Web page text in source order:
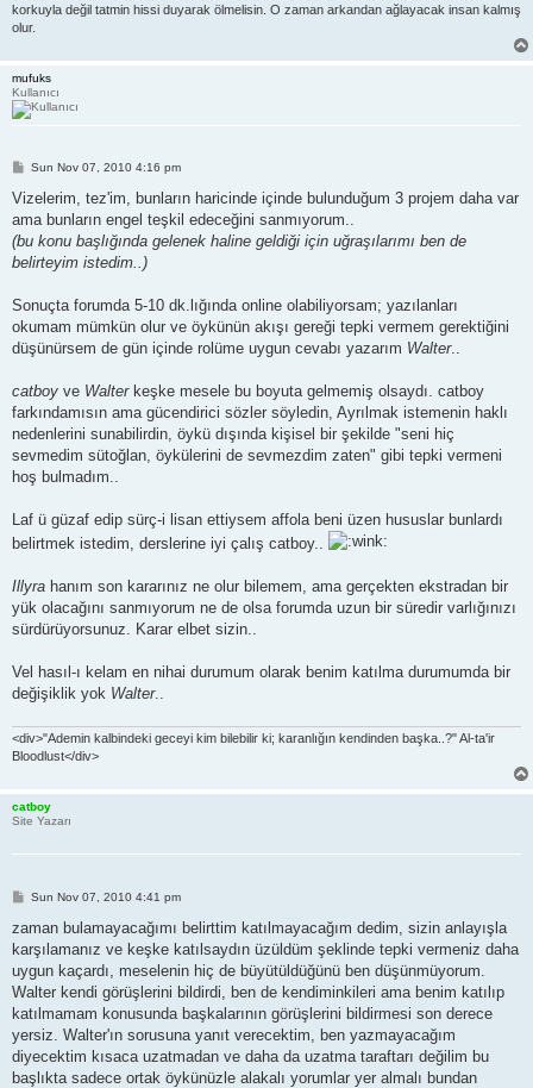
korkuyla değil tatmin hissi duyarak ölmelisin. O zaman arkandan ağlayacak insan kalmış
olur.
mufuks
Kullanıcı
P
s
Sun Nov 07, 2010 4:16 pm
Vizelerim, tez'im, bunların haricinde içinde bulunduğum 3 projem daha var
ama bunların engel teşkil edeceğini sanmıyorum..
(bu konu başlığında gelenek haline geldiği için uğraşılarımı ben de
belirteyim istedim..)
Sonuçta forumda 5-10 dk.lığında online olabiliyorsam; yazılanları
okumam mümkün olur ve öykünün akışı gereği tepki vermem gerektiğini
düşünürsem de gün içinde rolüme uygun cevabı yazarım Walter..
catboy ve Walterkeşke mesele bu boyuta gelmemiş olsaydı. catboy
farkındamısın ama gücendirici sözler söyledin, Ayrılmak istemenin haklı
nedenlerini sunabilirdin, öykü dışında kişisel bir şekilde "seni hiç
sevmedim sütoğlan, öykülerini de sevmezdim zaten" gibi tepki vermeni
hoş bulmadım..
Laf ü güzaf edip sürç-i lisan ettiysem affola beni üzen hususlar bunlardı
belirtmek istedim, derslerine iyi çalış catboy..
Illyra hanım son kararınız ne olur bilemem, ama gerçekten ekstradan bir
yük olacağını sanmıyorum ne de olsa forumda uzun bir süredir varlığınızı
sürdürüyorsunuz. Karar elbet sizin..
Vel hasıl-ı kelam en nihai durumum olarak benim katılma durumumda bir
değişiklik yok Walter..
<div>"Ademin kalbindeki geceyi kim bilebilir ki; karanlığın kendinden başka..?" Al-ta'ir
Bloodlust</div>
catboy
Site Yazarı
P
s
Sun Nov 07, 2010 4:41 pm
zaman bulamayacağımı belirttim katılmayacağım dedim, sizin anlayışla
karşılamanız ve keşke katılsaydın üzüldüm şeklinde tepki vermeniz daha
uygun kaçardı, meselenin hiç de büyütüldüğünü ben düşünmüyorum.
Walter kendi görüşlerini bildirdi, ben de kendiminkileri ama benim katılıp
katılmamam konusunda başkalarının görüşlerini bildirmesi son derece
yersiz. Walter'ın sorusuna yanıt verecektim, ben yazmayacağım
diyecektim kısaca uzatmadan ve daha da uzatma taraftarı değilim bu
başlıkta sadece ortak öykünüzle alakalı yorumlar yer almalı bundan